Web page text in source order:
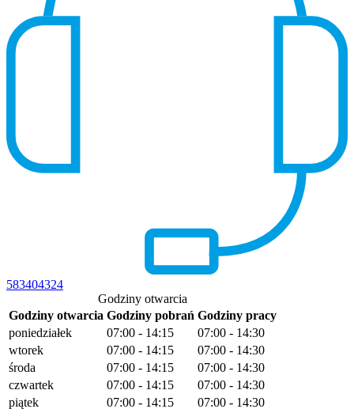
583404324
Godziny otwarcia
Godziny otwarcia Godziny pobrań Godziny pracy
poniedziałek
07:00 - 14:15
07:00 - 14:30
wtorek
07:00 - 14:15
07:00 - 14:30
środa
07:00 - 14:15
07:00 - 14:30
czwartek
07:00 - 14:15
07:00 - 14:30
piątek
07:00 - 14:15 07:00 - 14:30